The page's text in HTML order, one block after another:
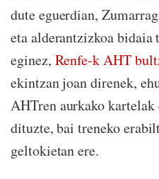
dute eguerdian,
eta alderantzizkoa bidaia
eginez, Renfe-k AHT
ekintzan joan direnek,
AHTren aurkako kartelak
dituzte, bai treneko
geltokietan ere.